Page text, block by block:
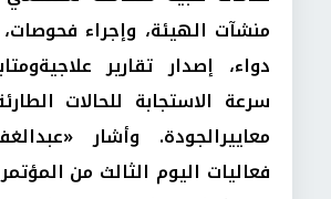
منشآت الهيئة، وإجراء
دواء، إصدار تقارير
سرعة الاستجابة للحالات
معاييرالجودة. وأشار
فعاليات اليوم الثالث من